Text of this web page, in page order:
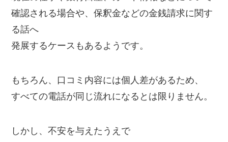
確認される場合や、保釈金などの金銭請求に関す
る話へ
発展するケースもあるようです。
もちろん、口コミ内容には個人差があるため、
すべての電話が同じ流れになるとは限りません。
しかし、不安を与えたうえで